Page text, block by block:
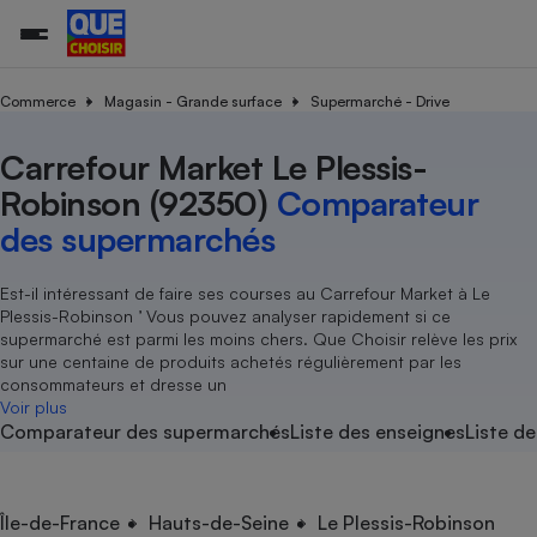
Commerce Magasin - Grande surface Supermarché - Drive
Carrefour Market Le Plessis-
Robinson (92350) Comparateur
des supermarchés
Est-il intéressant de faire ses courses au Carrefour Market à Le
Plessis-Robinson ’ Vous pouvez analyser rapidement si ce
supermarché est parmi les moins chers. Que Choisir relève les prix
sur une centaine de produits achetés régulièrement par les
consommateurs et dresse un
Voir plus
Comparateur des supermarchésListe des enseignesListe
Île-de-France Hauts-de-Seine Le Plessis-Robinson
Agriculture
Produit alimentaire
Achat - Vente - Location
Carburant
Magasin - Grande surface
Marketing - Fidélisation
Organismes de défense
Système judiciairegratuit
Air
Eau
Achat - Vente - Travaux
Location
Sport
Vacances - Tourisme
électrique
Démarche administrative
Senior
Service marchand
Train
Transport aérien
Toutes les actualités
Enquêtes
Guides d'achat
Conseils
Brèves
Tous les services
Soumettre un litige
Lettres types
Rencontrer une association locale
Tous nos combats
Nos actions
Nos grandes victoires
Les billets de la présidente
Nos associations locales
Nous rejoindre
En savoir plus sur Que Choisir Ensemble
?
L’association
Nos missions
Notre méthodologie
Notre financement
Nos partenaires
Nous rejoindre